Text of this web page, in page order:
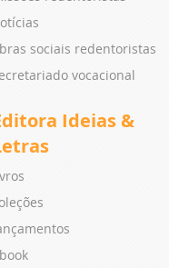
sociais redentoristas
vocacional
Ideias &